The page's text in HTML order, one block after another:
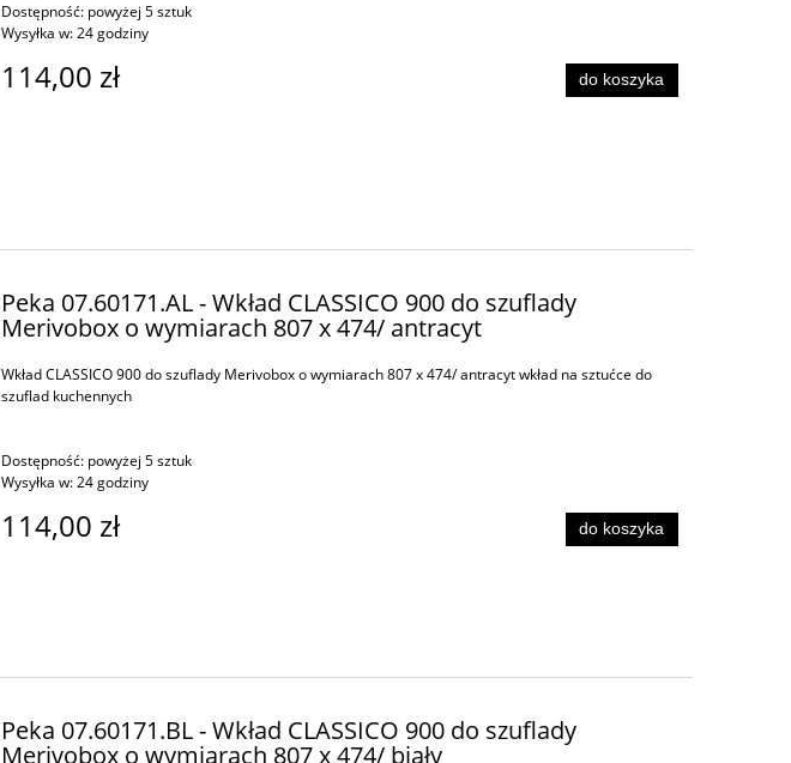
Dostępność: powyżej 5 sztuk
Wysyłka w:24 godziny
114,00 zł do koszyka
Peka 07.60171.AL - Wkład CLASSICO 900 do szuflady
Merivobox o wymiarach 807 x 474/ antracyt
Wkład CLASSICO 900 do szuflady Merivobox o wymiarach 807 x 474/ antracyt wkład na sztućce do
szuflad kuchennych
Dostępność: powyżej 5 sztuk
Wysyłka w:24 godziny
114,00 zł do koszyka
Peka 07.60171.BL - Wkład CLASSICO 900 do szuflady
Merivobox o wymiarach 807 x 474/ biały